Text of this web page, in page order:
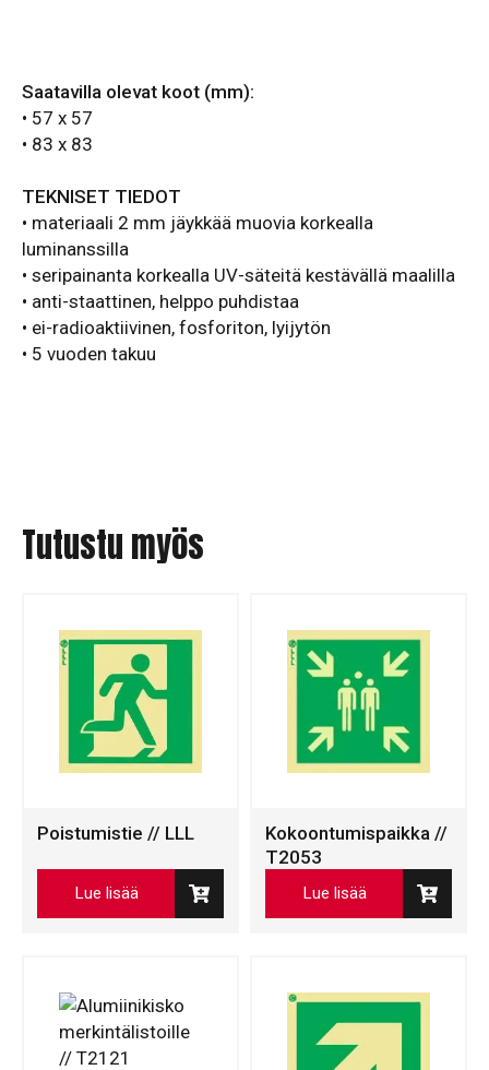
Saatavilla olevat koot (mm):
• 57 x 57
• 83 x 83
TEKNISET TIEDOT
• materiaali 2 mm jäykkää muovia korkealla
luminanssilla
• seripainanta korkealla UV-säteitä kestävällä maalilla
• anti-staattinen, helppo puhdistaa
• ei-radioaktiivinen, fosforiton, lyijytön
• 5 vuoden takuu
Tutustu myös
Poistumistie // LLL
Lue lisää
Kokoontumispaikka //
T2053
Lue lisää